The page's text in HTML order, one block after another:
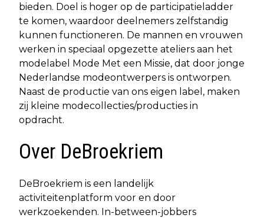
bieden. Doel is hoger op de participatieladder
te komen, waardoor deelnemers zelfstandig
kunnen functioneren. De mannen en vrouwen
werken in speciaal opgezette ateliers aan het
modelabel Mode Met een Missie, dat door jonge
Nederlandse modeontwerpers is ontworpen.
Naast de productie van ons eigen label, maken
zij kleine modecollecties/producties in
opdracht.
Over DeBroekriem
DeBroekriem is een landelijk
activiteitenplatform voor en door
werkzoekenden. In-between-jobbers